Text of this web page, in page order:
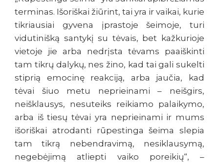
terminas. Išoriškai žiūrint, tai yra ir vaikai, kurie
tikriausiai gyvena įprastoje šeimoje, turi
vidutinišką santykį su tėvais, bet kažkurioje
vietoje jie arba nedrįsta tėvams paaiškinti
tam tikrų dalykų, nes žino, kad tai gali sukelti
stiprią emocinę reakciją, arba jaučia, kad
tėvai šiuo metu neprieinami – neišgirs,
neišklausys, nesuteiks reikiamo palaikymo,
arba iš tiesų tėvai yra neprieinami ir mums
išoriškai atrodanti rūpestinga šeima slepia
tam tikrą nebendravimą, nesiklausymą,
negebėjimą atliepti vaiko poreikių“, –